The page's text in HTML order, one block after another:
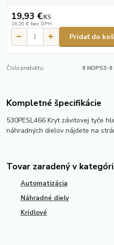
19,93 €/KS
16,20 € bez DPH
Pridať do
Číslo produktu: 9 NDPS3-9
Kompletné špecifikácie
530PESL466 Kryt závitovej tyče
náhradných dielov nájdete na
Tovar zaradený v
Automatizácia
Náhradné diely
Krídlové